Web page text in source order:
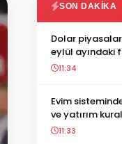
SON DAKIKA
Dolar
eylül ayındaki
11:34
Evim
ve yatırım
11:33